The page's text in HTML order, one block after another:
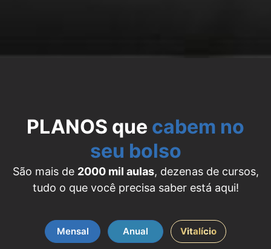
PLANOS que cabem no
seu bolso
São mais de 2000 mil aulas, dezenas de cursos,
tudo o que você precisa saber está aqui!
Mensal Anual Vitalício